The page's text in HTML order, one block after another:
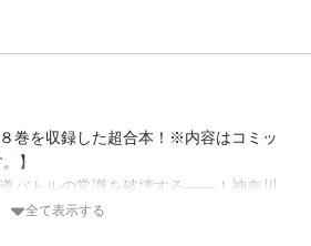
巻を収録した超合本！※内容はコミッ
】
道バトルの常識を破壊する――！神奈川
戦がついに始まる。拓海（たくみ）に
全て表示する